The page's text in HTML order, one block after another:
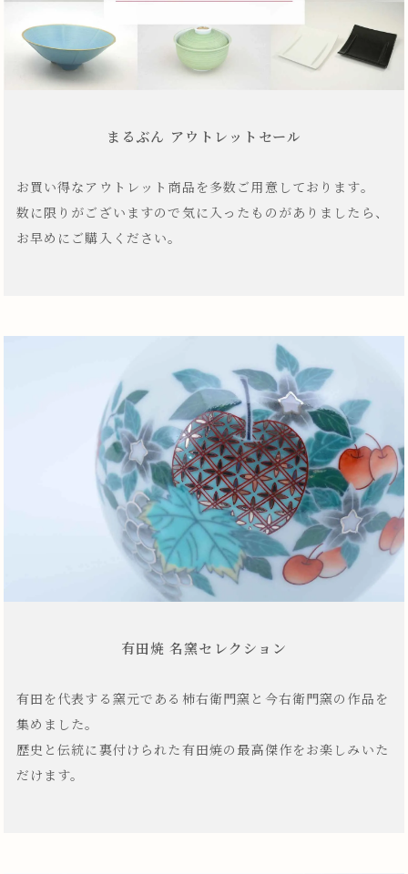
まるぶん アウトレットセール
お買い得なアウトレット商品を多数ご用意しております。
数に限りがございますので気に入ったものがありましたら、
お早めにご購入ください。
有田焼 名窯セレクション
有田を代表する窯元である柿右衛門窯と今右衛門窯の作品を
集めました。
歴史と伝統に裏付けられた有田焼の最高傑作をお楽しみいた
だけます。